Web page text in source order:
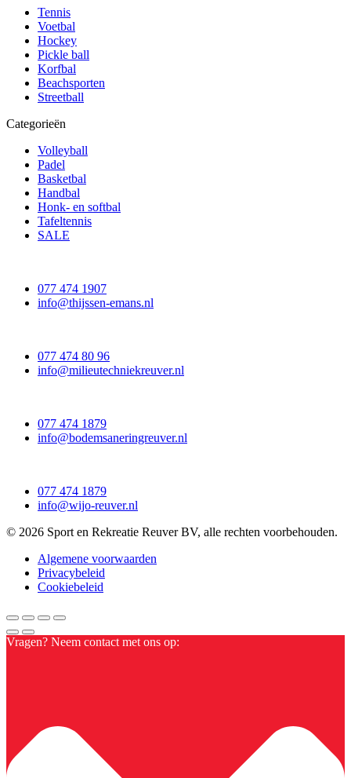
Tennis
Voetbal
Hockey
Pickle ball
Korfbal
Beachsporten
Streetball
Categorieën
Volleyball
Padel
Basketbal
Handbal
Honk- en softbal
Tafeltennis
SALE
077 474 1907
info@thijssen-emans.nl
077 474 80 96
info@milieutechniekreuver.nl
077 474 1879
info@bodemsaneringreuver.nl
077 474 1879
info@wijo-reuver.nl
© 2026 Sport en Rekreatie Reuver BV, alle rechten voorbehouden.
Algemene voorwaarden
Privacybeleid
Cookiebeleid
Vragen? Neem contact met ons op: